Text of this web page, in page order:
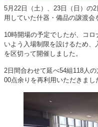
5月22日（土）、23日（日）の
用していた什器・備品の譲渡会
10時開場の予定でしたが、コ
いよう入場制限を設けるため
を区切って開催しました。
2日間合わせて延べ54組118人
00点余りを再利用いただきまし